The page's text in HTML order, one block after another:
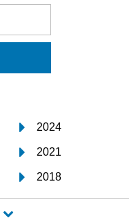
2024
2021
2018
2015